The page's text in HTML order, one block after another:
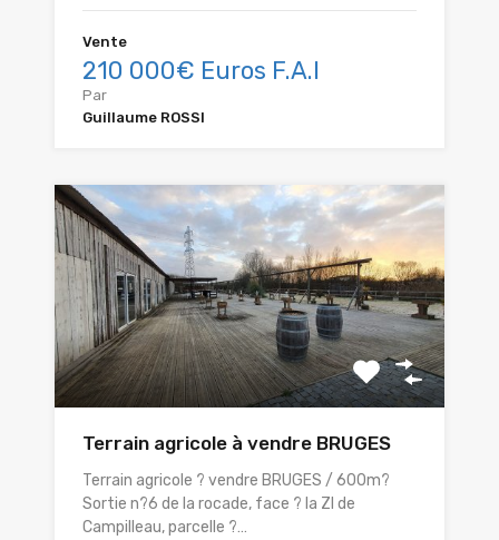
Vente
210 000€ Euros F.A.I
Par
Guillaume ROSSI
Terrain agricole à vendre BRUGES
Terrain agricole ? vendre BRUGES / 600m?
Sortie n?6 de la rocade, face ? la ZI de
Campilleau, parcelle ?…